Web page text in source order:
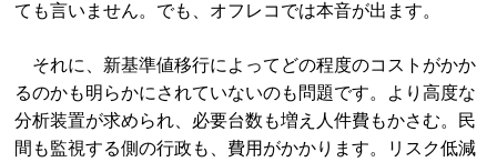
ても言いません。でも、オフレコでは本音が出ます。
それに、新基準値移行によってどの程度のコストがかか
るのかも明らかにされていないのも問題です。より高度な
分析装置が求められ、必要台数も増え人件費もかさむ。民
間も監視する側の行政も、費用がかかります。リスク低減